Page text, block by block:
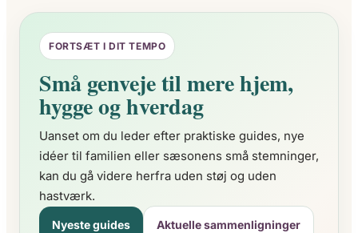
FORTSÆT I DIT TEMPO
Små genveje til mere hjem,
hygge og hverdag
Uanset om du leder efter praktiske guides, nye
idéer til familien eller sæsonens små stemninger,
kan du gå videre herfra uden støj og uden
hastværk.
Nyeste guides Aktuelle sammenligninger